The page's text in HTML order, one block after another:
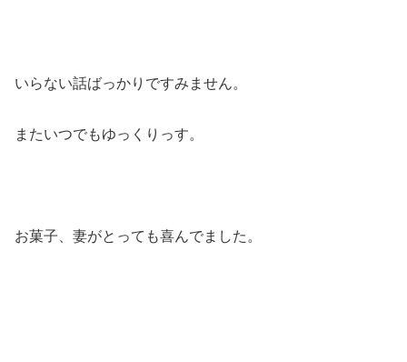
いらない話ばっかりですみません。
またいつでもゆっくりっす。
お菓子、妻がとっても喜んでました。